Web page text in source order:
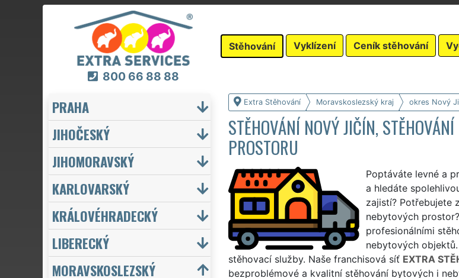
800 66 88 88
Stěhování Vyklízení Ceník stěhování
Extra Stěhování Moravskoslezský kraj okres Nový
STĚHOVÁNÍ NOVÝ JIČÍN,
PROSTORU
Poptáváte levné a
a hledáte
zajistí? Potřebujete
nebytových
profesionálními
nebytových
stěhovací služby. Naše franchisová síť EXTRA
bezproblémové a kvalitní stěhování bytových i
PRAHA
JIHOČESKÝ
JIHOMORAVSKÝ
KARLOVARSKÝ
KRÁLOVÉHRADECKÝ
LIBERECKÝ
MORAVSKOSLEZSKÝ